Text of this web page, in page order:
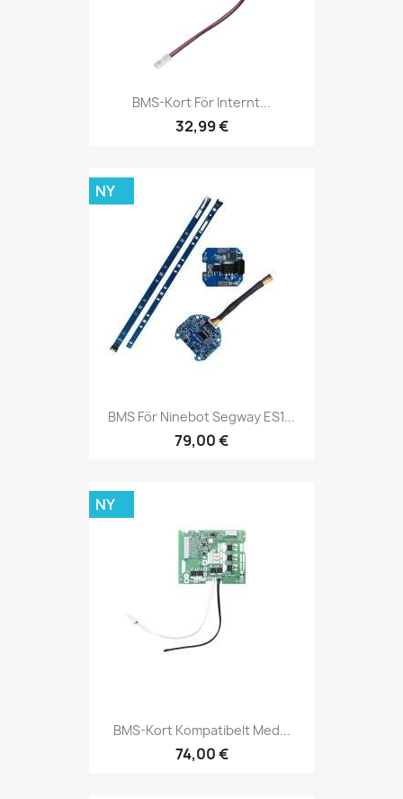
BMS-Kort För Internt...
32,99 €
BMS För Ninebot Segway ES1...
79,00 €
NY
BMS-Kort Kompatibelt Med...
74,00 €
NY